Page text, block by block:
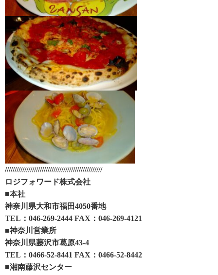
//////////////////////////////////////////////////
ロジフォワード株式会社
■本社
神奈川県大和市福田4050番地
TEL：046-269-2444 FAX：046-269-4121
■神奈川営業所
神奈川県藤沢市葛原43-4
TEL：0466-52-8441 FAX：0466-52-8442
■湘南藤沢センター